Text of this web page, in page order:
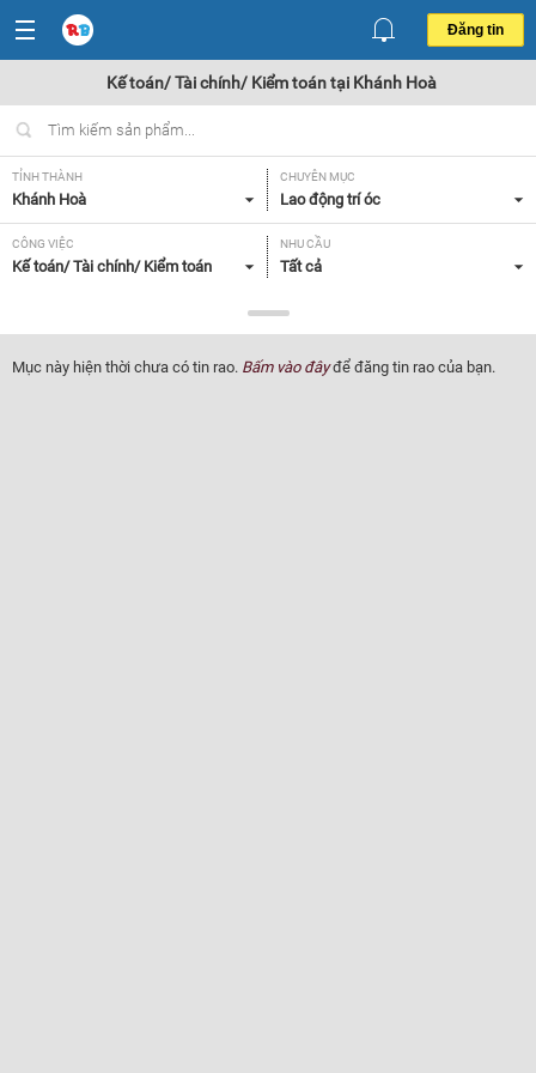
Đăng tin
Kế toán/ Tài chính/ Kiểm toán tại Khánh Hoà
TỈNH THÀNH
Khánh Hoà
CHUYÊN MỤC
Lao động trí óc
CÔNG VIỆC
Kế toán/ Tài chính/ Kiểm toán
NHU CẦU
Tất cả
Tất cả
Mục này hiện thời chưa có tin rao. Bấm vào đâyđể đăng tin rao của bạn.